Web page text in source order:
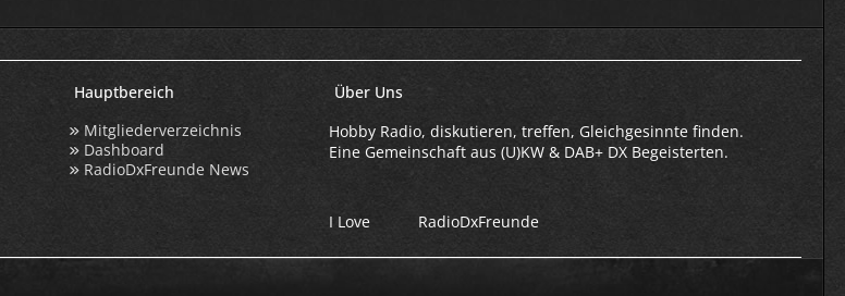
Hauptbereich
Mitgliederverzeichnis
Dashboard
RadioDxFreunde News
Über Uns
Hobby Radio, diskutieren, treffen, Gleichgesinnte finden.
Eine Gemeinschaft aus (U)KW & DAB+ DX Begeisterten.
I Love RadioDxFreunde